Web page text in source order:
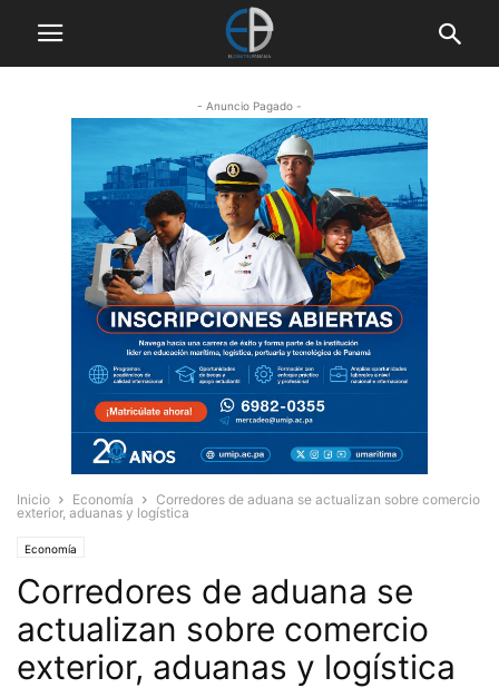
- Anuncio Pagado -
Inicio Economía
Corredores de aduana se actualizan sobre comercio
exterior, aduanas y logística
Economía
Corredores de aduana se
actualizan sobre comercio
exterior, aduanas y logística